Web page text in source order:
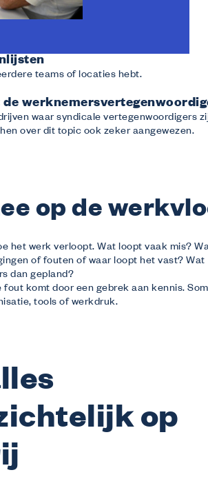
teams of locaties hebt.
de
waar syndicale vertegenwoordigers
over dit topic ook zeker aangewezen.
op de
het werk verloopt. Wat loopt vaak mis?
of fouten of waar loopt het vast? Wat
dan gepland?
fout komt door een gebrek aan kennis.
tools of werkdruk.
op